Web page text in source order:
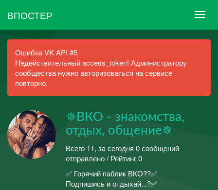
ВПОСТЕР
Ошибка VK API #5
Недействительный access_token! Администратору
сообщества нужно авторизоваться на сервисе
повторно.
✵ВКО - знакомства,
отдых, общение✵
Всего 11, за сегодня 0 сообщений
отправлено / Рейтинг 0
✅ Горячий паблик ВКО??✅
Подпишись и отдыхай...?✅